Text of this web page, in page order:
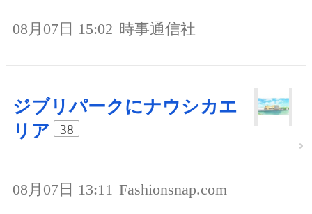
08月07日 15:02 時事通信社
ジブリパークにナウシカエ
リア
38
08月07日 13:11 Fashionsnap.com